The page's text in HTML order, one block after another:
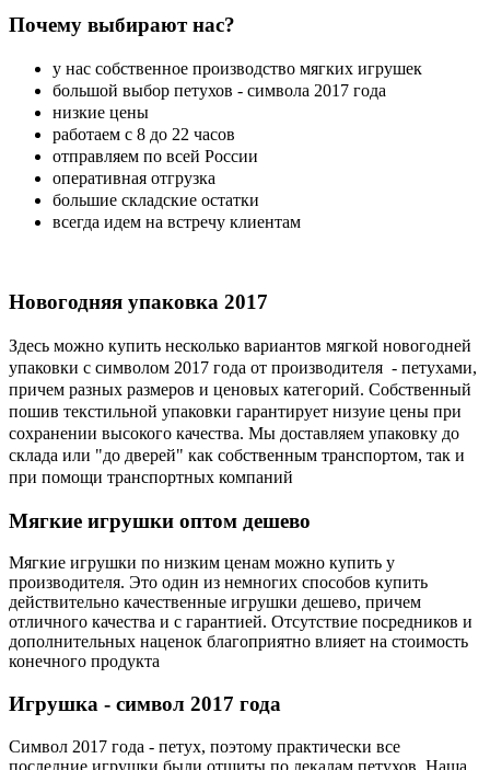
Почему выбирают нас?
у нас собственное производство мягких игрушек
большой выбор петухов - символа 2017 года
низкие цены
работаем с 8 до 22 часов
отправляем по всей России
оперативная отгрузка
большие складские остатки
всегда идем на встречу клиентам
Новогодняя упаковка 2017
Здесь можно купить несколько вариантов мягкой новогодней
упаковки с символом 2017 года от производителя - петухами,
причем разных размеров и ценовых категорий. Собственный
пошив текстильной упаковки гарантирует низуие цены при
сохранении высокого качества. Мы доставляем упаковку до
склада или "до дверей" как собственным транспортом, так и
при помощи транспортных компаний
Мягкие игрушки оптом дешево
Мягкие игрушки по низким ценам можно купить у
производителя. Это один из немногих способов купить
действительно качественные игрушки дешево, причем
отличного качества и с гарантией. Отсутствие посредников и
дополнительных наценок благоприятно влияет на стоимость
конечного продукта
Игрушка - символ 2017 года
Символ 2017 года - петух, поэтому практически все
последние игрушки были отшиты по лекалам петухов. Наша